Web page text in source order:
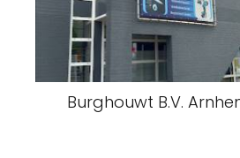
Burghouwt B.V.